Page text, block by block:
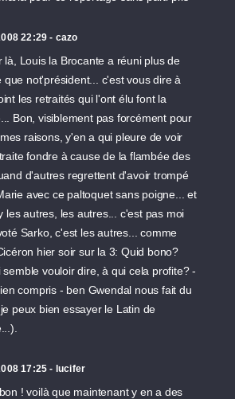
22:29 - cazo
là, Louis la Brocante a réuni plus de
que not'président... c'est vous dire à
les retraités qui l'ont élu font la
Bon, visiblement pas forcément pour
raisons, y'en a qui pleure de voir
fondre à cause de la flambée des
d'autres regrettent d'avoir trompé
avec ce paltoquet sans poigne... et
les autres, les autres... c'est pas moi
Sarko, c'est les autres... comme
hier soir sur la 3: Quid bono?
semble vouloir dire, à qui cela profite? -
compris - ben Gwendal nous fait du
peux bien essayer le Latin de
17:25 - lucifer
! voilà que maintenant y en a des